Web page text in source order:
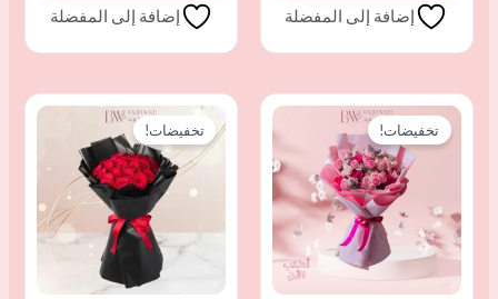
إضافة إلى المفضلة إضافة إلى المفضلة
تخفيضات!
السعر
الأصلي
هو:
ر.س 115,00.
السعر
ر.س 99,00.
تخفيضات!
السعر
الأصلي
هو:
ر.س 145,00.
السعر